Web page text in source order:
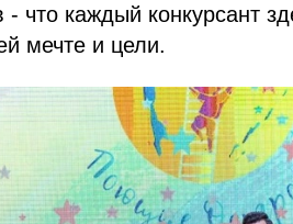
что каждый конкурсант
мечте и цели.